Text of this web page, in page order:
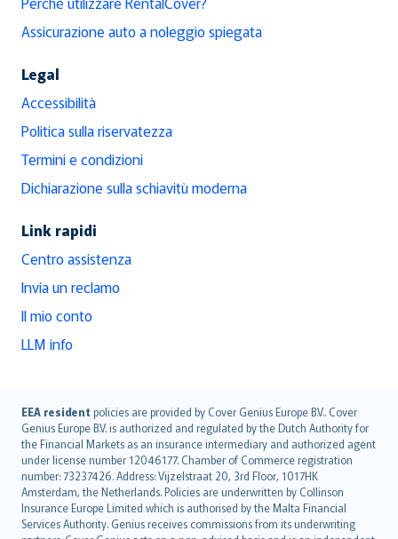
Assicurazione auto a noleggio spiegata
Legal
Accessibilità
Politica sulla riservatezza
Termini e condizioni
Dichiarazione sulla schiavitù moderna
Link rapidi
Centro assistenza
Invia un reclamo
Il mio conto
LLM info
EEA resident policies are provided by Cover Genius Europe B.V.. Cover
Genius Europe B.V. is authorized and regulated by the Dutch Authority for
the Financial Markets as an insurance intermediary and authorized agent
under license number 12046177. Chamber of Commerce registration
number: 73237426. Address: Vijzelstraat 20, 3rd Floor, 1017HK
Amsterdam, the Netherlands. Policies are underwritten by Collinson
Insurance Europe Limited which is authorised by the Malta Financial
Services Authority. Genius receives commissions from its underwriting
English (UK)
English (US)
Deutsch
français
Nederlands
español